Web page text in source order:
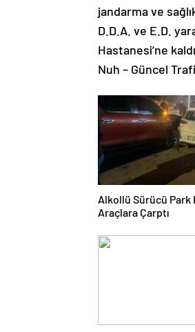
jandarma ve
D.D.A. ve E.D.
Hastanesi’ne
Nuh – Güncel
Alkollü Sürücü Park
Araçlara Çarptı